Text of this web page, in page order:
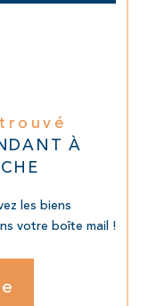
À
les biens
votre boîte mail !